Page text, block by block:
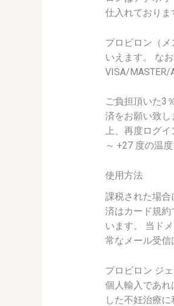
仕入れておりま
プロビロン（
いえます。 な
VISA/MASTER/
ご負担頂いた3
済をお願い致
上、再度ログ
～ +27 度の温
使用方法
課税された場
済はカード規
います。 当ド
常なメール受信
プロビロン ジ
個人輸入であ
した不妊治療